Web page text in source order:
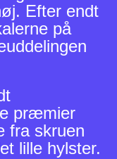
Efter endt
på
præmier
fra skruen
lille hylster.